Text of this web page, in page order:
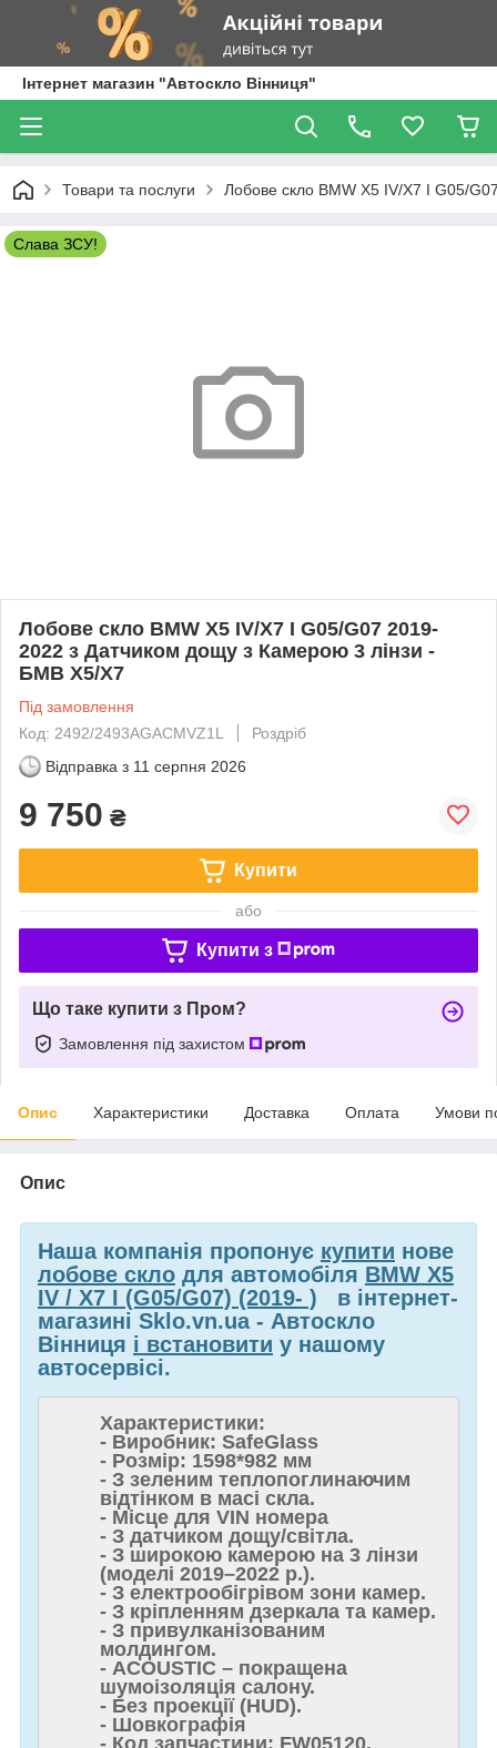
Інтернет магазин "Автоскло Вінниця"
Товари та послуги Лобове скло BMW X5 IV/X7 I G05/
Слава ЗСУ!
Лобове скло BMW X5 IV/X7 I G05/G07 2019-
2022 з Датчиком дощу з Камерою 3 лінзи -
БМВ Х5/Х7
Під замовлення
Код: 2492/2493AGACMVZ1L
Роздріб
Відправка з 11 серпня 2026
9 750 ₴
Купити
або
Купити з
Що таке купити з Пром?
Замовлення під захистом
Опис Характеристики Доставка Оплата Умови
Опис
Наша компанія пропонує купити нове
лобове скло для автомобіля BMW X5
IV / X7 I (G05/G07) (2019- ) в інтернет-
магазині Sklo.vn.ua - Автоскло
Вінниця і встановити у нашому
автосервісі.
Характеристики:
- Виробник: SafeGlass
- Розмір: 1598*982 мм
- З зеленим теплопоглинаючим
відтінком в масі скла.
- Місце для VIN номера
- З датчиком дощу/світла.
- З широкою камерою на 3 лінзи
(моделі 2019–2022 р.).
- З електрообігрівом зони камер.
- З кріпленням дзеркала та камер.
- З привулканізованим
молдингом.
- ACOUSTIC – покращена
шумоізоляція салону.
- Без проекції (HUD).
- Шовкографія
- Код запчастини: FW05120,